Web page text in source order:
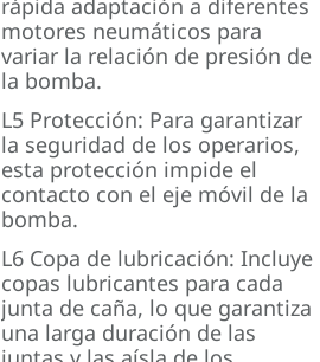
rápida adaptación a diferentes
motores neumáticos para
variar la relación de presión de
la bomba.
L5 Protección: Para garantizar
la seguridad de los operarios,
esta protección impide el
contacto con el eje móvil de la
bomba.
L6 Copa de lubricación: Incluye
copas lubricantes para cada
junta de caña, lo que garantiza
una larga duración de las